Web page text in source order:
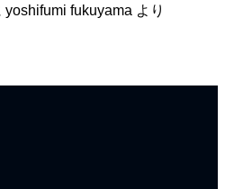
yoshifumi fukuyama より